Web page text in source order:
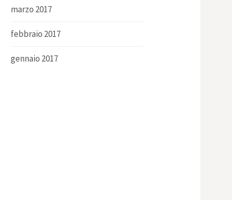
marzo 2017
febbraio 2017
gennaio 2017